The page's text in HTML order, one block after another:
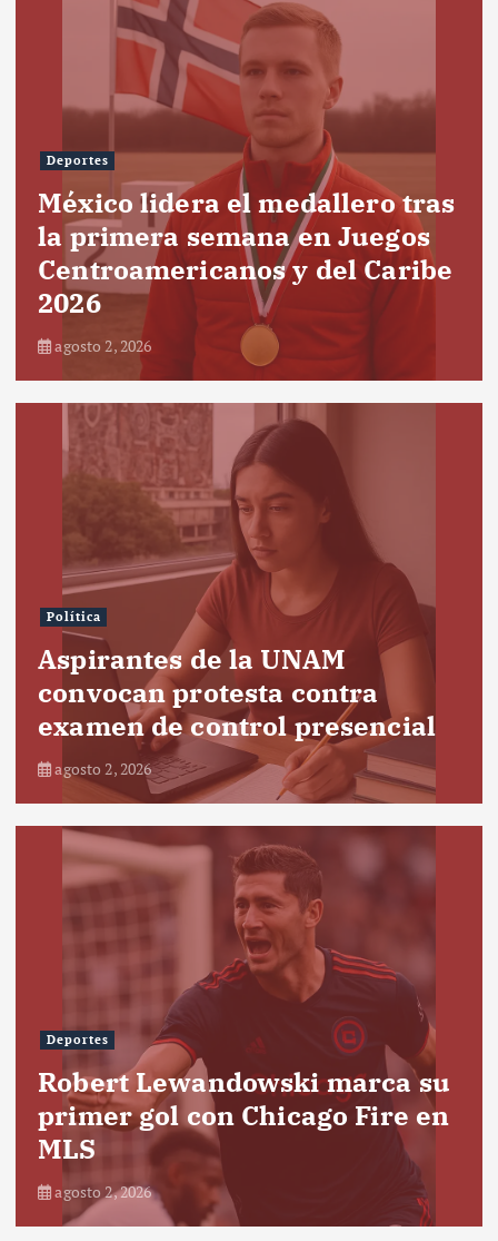
Deportes
México lidera el medallero tras
la primera semana en Juegos
Centroamericanos y del Caribe
2026
agosto 2, 2026
Política
Aspirantes de la UNAM
convocan protesta contra
examen de control presencial
agosto 2, 2026
Deportes
Robert Lewandowski marca su
primer gol con Chicago Fire en
MLS
agosto 2, 2026